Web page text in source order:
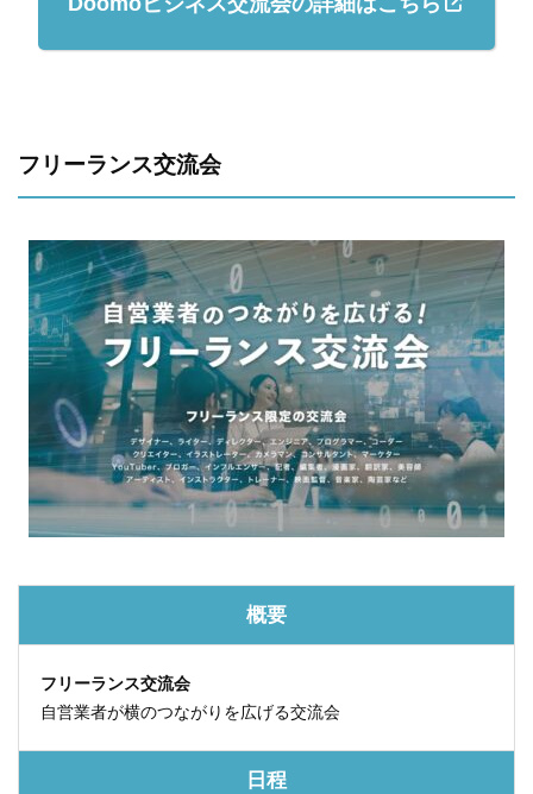
フリーランス交流会
概要
フリーランス交流会
自営業者が横のつながりを広げる交流会
日程